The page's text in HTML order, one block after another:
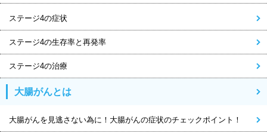
ステージ4の症状
ステージ4の生存率と再発率
ステージ4の治療
大腸がんとは
大腸がんを見逃さない為に！大腸がんの症状のチェックポイント！